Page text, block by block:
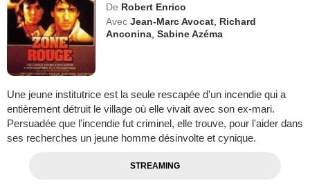
De Robert Enrico
Avec Jean-Marc Avocat Richard
Anconina ,Sabine Azéma
Une jeune institutrice est la seule rescapée d'un incendie qui a
entièrement détruit le village où elle vivait avec son ex-mari.
Persuadée que l'incendie fut criminel, elle trouve, pour l'aider dans
ses recherches un jeune homme désinvolte et cynique.
STREAMING